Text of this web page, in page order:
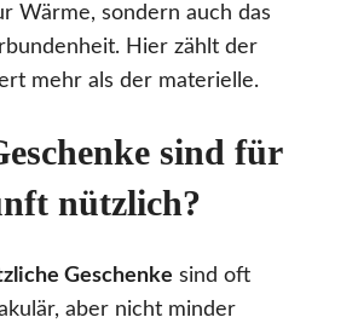
Wärme, sondern auch das
Hier zählt der
mehr als der materielle.
sind für
nützlich?
Geschenke sind oft
aber nicht minder